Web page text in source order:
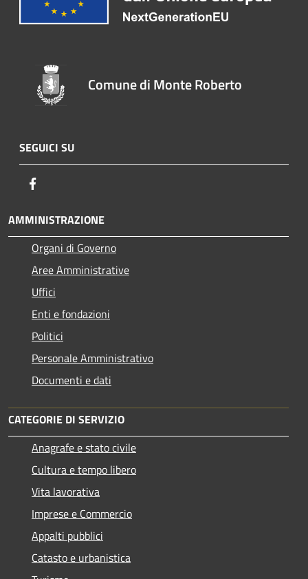
Comune di Monte Roberto
SEGUICI SU
AMMINISTRAZIONE
Organi di Governo
Aree Amministrative
Uffici
Enti e fondazioni
Politici
Personale Amministrativo
Documenti e dati
CATEGORIE DI SERVIZIO
Anagrafe e stato civile
Cultura e tempo libero
Vita lavorativa
Imprese e Commercio
Appalti pubblici
Catasto e urbanistica